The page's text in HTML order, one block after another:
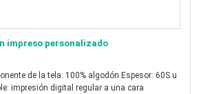
Pañuelo de algodón de seda estampado
Detalles rápidos Componente de la tela: 30% seda 70% algodón
Grosor: 9, 12, 14 y 16 momme Impresión